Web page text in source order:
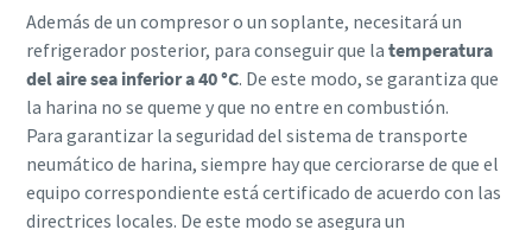
Además de un compresor o un soplante, necesitará un
refrigerador posterior, para conseguir que la temperatura
del aire sea inferior a 40 °C. De este modo, se garantiza que
la harina no se queme y que no entre en combustión.
Para garantizar la seguridad del sistema de transporte
neumático de harina, siempre hay que cerciorarse de que el
equipo correspondiente está certificado de acuerdo con las
directrices locales. De este modo se asegura un